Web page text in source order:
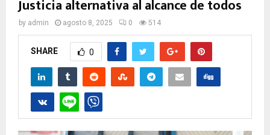
Justicia alternativa al alcance de todos
by admin agosto 8, 2025 0 514
SHARE 0